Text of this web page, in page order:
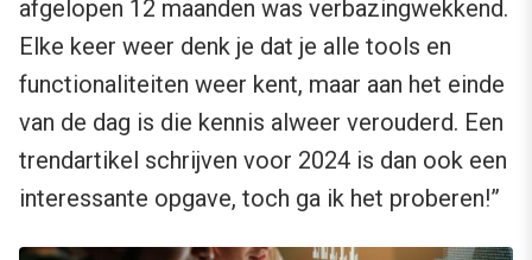
afgelopen 12 maanden was verbazingwekkend.
Elke keer weer denk je dat je alle tools en
functionaliteiten weer kent, maar aan het einde
van de dag is die kennis alweer verouderd. Een
trendartikel schrijven voor 2024 is dan ook een
interessante opgave, toch ga ik het proberen!”